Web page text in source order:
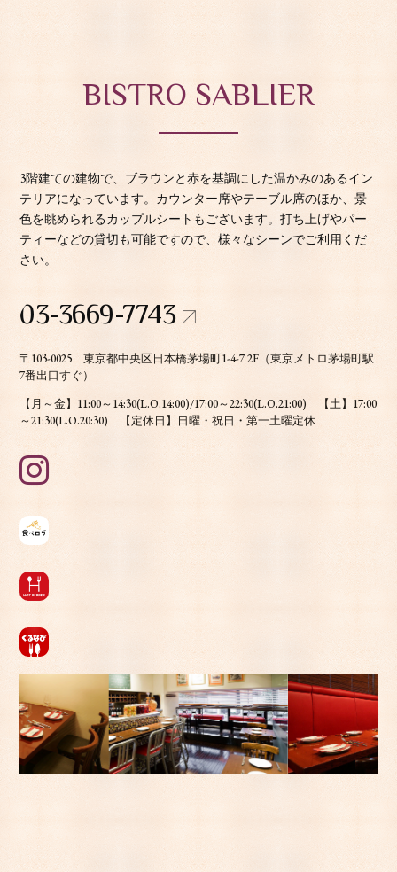
BISTRO SABLIER
3階建ての建物で、ブラウンと赤を基調にした温かみのあるイン
テリアになっています。カウンター席やテーブル席のほか、景
色を眺められるカップルシートもございます。打ち上げやパー
ティーなどの貸切も可能ですので、様々なシーンでご利用くだ
さい。
03-3669-7743
〒103-0025東京都中央区日本橋茅場町1-4-7 2F（東京メトロ茅場町駅
7番出口すぐ）
【月～金】11:00～14:30(L.O.14:00)/17:00～22:30(L.O.21:00)
【土】17:00
～21:30(L.O.20:30)
【定休日】 日曜・祝日・第一土曜定休
